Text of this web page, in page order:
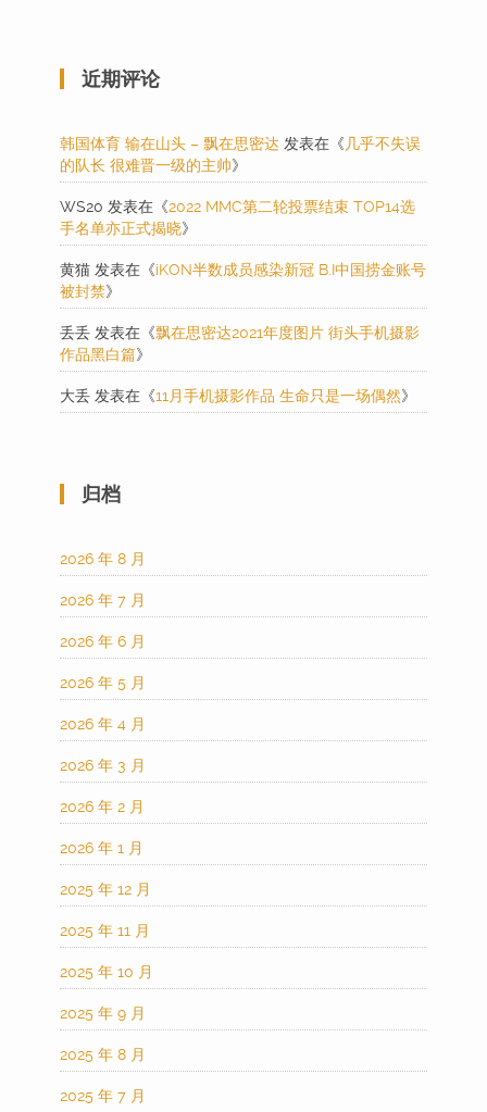
近期评论
韩国体育 输在山头 – 飘在思密达 发表在《 几乎不失误
的队长 很难晋一级的主帅》
WS20 发表在《2022 MMC第二轮投票结束 TOP14选
手名单亦正式揭晓》
黄猫 发表在《iKON半数成员感染新冠 B.I中国捞金账号
被封禁》
丢丢 发表在《飘在思密达2021年度图片 街头手机摄影
作品黑白篇》
大丢 发表在《11月手机摄影作品 生命只是一场偶然》
归档
2026 年 8 月
2026 年 7 月
2026 年 6 月
2026 年 5 月
2026 年 4 月
2026 年 3 月
2026 年 2 月
2026 年 1 月
2025 年 12 月
2025 年 11 月
2025 年 10 月
2025 年 9 月
2025 年 8 月
2025 年 7 月